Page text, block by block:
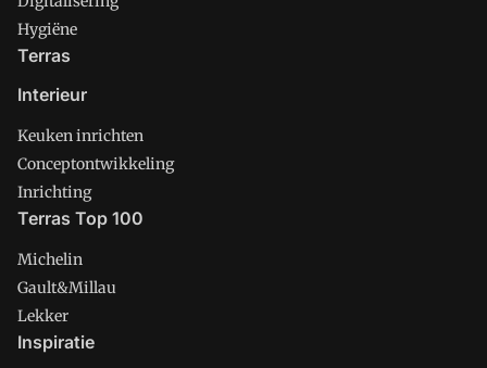
Hygiëne
Terras
Interieur
Keuken inrichten
Conceptontwikkeling
Inrichting
Terras Top 100
Michelin
Gault&Millau
Lekker
Inspiratie